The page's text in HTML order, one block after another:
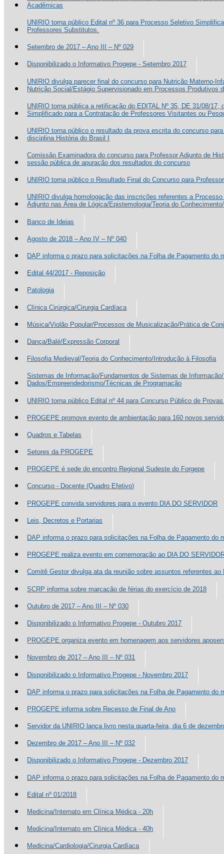
Acadêmicas
UNIRIO torna público Edital nº 36 para Processo Seletivo
Professores Substitutos.
Setembro de 2017 – Ano III – Nº 029
Disponibilizado o Informativo Progepe - Setembro 2017
UNIRIO divulga parecer final do concurso para Nutrição Materno-
Nutrição Social/Estágio Supervisionado em Processos Produtivos
UNIRIO torna pública a retificação do EDITAL Nº 35, DE 31/08/17,
Simplificado para a Contratação de Professores Visitantes ou
UNIRIO torna público o resultado da prova escrita do concurso
disciplina História do Brasil I
Comissão Examinadora do concurso para Professor Adjunto de
sessão pública de apuração dos resultados do concurso
UNIRIO torna público o Resultado Final do Concurso para
UNIRIO divulga homologação das inscrições referentes a
Adjunto nas Área de Lógica/Epistemologia/Teoria do
Banco de Ideias
Agosto de 2018 – Ano IV – Nº 040
DAP informa o prazo para solicitações na Folha de Pagamento do
Edital 44/2017 - Reposição
Patologia
Clínica Cirúrgica/Cirurgia Cardíaca
Música/Violão Popular/Processos de Musicalização/Prática de
Dança/Balé/Expressão Corporal
Filosofia Medieval/Teoria do Conhecimento/Introdução à Filosofia
Sistemas de Informação/Fundamentos de Sistemas de
Dados/Empreendedorismo/Técnicas de Programação
UNIRIO torna público Edital nº 44 para Concurso Público de
PROGEPE promove evento de ambientação para 160 novos
Quadros e Tabelas
Setores da PROGEPE
PROGEPE é sede do encontro Regional Sudeste do Forgepe
Concurso - Docente (Quadro Efetivo)
PROGEPE convida servidores para o evento DIA DO SERVIDOR
Leis, Decretos e Portarias
DAP informa o prazo para solicitações na Folha de Pagamento do
PROGEPE realiza evento em comemoração ao DIA DO
Comitê Gestor divulga ata da reunião sobre assuntos referentes ao
SCRP informa sobre marcação de férias do exercício de 2018
Outubro de 2017 – Ano III – Nº 030
Disponibilizado o Informativo Progepe - Outubro 2017
PROGEPE organiza evento em homenagem aos servidores
Novembro de 2017 – Ano III – Nº 031
Disponibilizado o Informativo Progepe - Novembro 2017
DAP informa o prazo para solicitações na Folha de Pagamento do
PROGEPE informa sobre Recesso de Final de Ano
Servidor da UNIRIO lança livro nesta quarta-feira, dia 6 de
Dezembro de 2017 – Ano III – Nº 032
Disponibilizado o Informativo Progepe - Dezembro 2017
DAP informa o prazo para solicitações na Folha de Pagamento do
Edital nº 01/2018
Medicina/Internato em Clínica Médica - 20h
Medicina/Internato em Clínica Médica - 40h
Medicina/Cardiologia/Cirurgia Cardíaca